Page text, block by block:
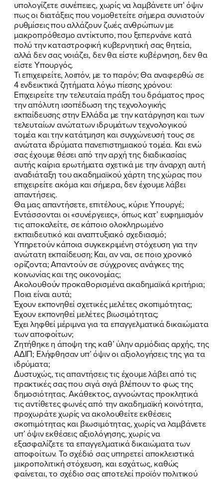
υπολογίζετε συνέπειες, χωρίς να λαμβάνετε υπ’ όψιν
πως οι διατάξεις που νομοθετείτε σήμερα συνιστούν
ρυθμίσεις που αλλάζουν ζωές ανθρώπων με
μακροπρόθεσμο αντίκτυπο, που ξεπερνάνε κατά
πολύ την καταστροφική κυβερνητική σας θητεία,
αλλά δεν σας νοιάζει, δεν θα είστε κυβέρνηση, δεν θα
είστε Υπουργός.
Τι επιχειρείτε, λοιπόν, με το παρόν; Θα αναφερθώ σε
4 ενδεικτικά ζητήματα λόγω πίεσης χρόνου:
Επιχειρείτε την τελευταία πράξη του δράματος προς
την απόλυτη ισοπέδωση της τεχνολογικής
εκπαίδευσης στην Ελλάδα με την κατάργηση και των
τελευταίων ανώτατων ιδρυμάτων τεχνολογικού
τομέα και την κατάτμηση και συγχώνευσή τους σε
ανώτατα ιδρύματα πανεπιστημιακού τομέα. Και ενώ
σας έχουμε θέσει από την αρχή της διαδικασίας
αυτής καίρια ερωτήματα σχετικά με την άναρχη αυτή
αναδιάταξη του ακαδημαϊκού χάρτη της χώρας που
επιχειρείτε ακόμα και σήμερα, δεν έχουμε λάβει
απαντήσεις.
Θα μας απαντήσετε, επιτέλους, κύριε Υπουργέ;
Εντάσσονται οι «συνέργειες», όπως κατ’ ευφημισμόν
τις αποκαλείτε, σε κάποιο ολοκληρωμένο
εκπαιδευτικό και αναπτυξιακό σχεδιασμό;
Υπηρετούν κάποια συγκεκριμένη στόχευση για την
ανώτατη εκπαίδευση; Και, αν ναι, σε ποιο χρονικό
ορίζοντα; Απαντούν σε σύγχρονες ανάγκες της
κοινωνίας και της οικονομίας;
Ακολουθούν προκαθορισμένα ακαδημαϊκά κριτήρια;
Ποια είναι αυτά;
Έχουν εκπονηθεί σχετικές μελέτες σκοπιμότητας;
Έχουν εκπονηθεί μελέτες βιωσιμότητας;
Έχει ληφθεί μέριμνα για τα επαγγελματικά δικαιώματα
των αποφοίτων;
Ζητήθηκε η άποψη της καθ’ ύλην αρμόδιας αρχής, της
ΑΔΙΠ; Ελήφθησαν υπ’ όψιν οι αξιολογήσεις της για τα
ιδρύματα;
Δυστυχώς, τις απαντήσεις τις έχουμε λάβει από τις
πρακτικές σας που σιγά σιγά βλέπουν το φως της
δημοσιότητας. Ακάθεκτος, αγνοώντας προκλητικά
τις αντίθετες φωνές από την ακαδημαϊκή κοινότητα,
προχωράτε χωρίς να ακολουθείτε εκθέσεις
σκοπιμότητας και βιωσιμότητας, χωρίς να λαμβάνετε
υπ’ όψιν εκθέσεις αξιολόγησης, χωρίς να
εξασφαλίζετε τα επαγγελματικά δικαιώματα των
αποφοίτων. Το σχέδιό σας υπηρετεί αποκλειστικά
μικροπολιτική στόχευση, και εσχάτως, καθώς
φαίνεται, το σχέδιο σας αποτελεί προϊόν πολιτικού